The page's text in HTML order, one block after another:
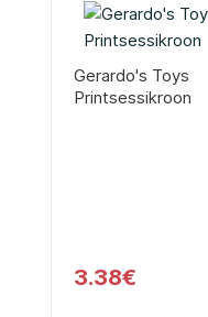
Gerardo's Toys
Printsessikroon
3.38€